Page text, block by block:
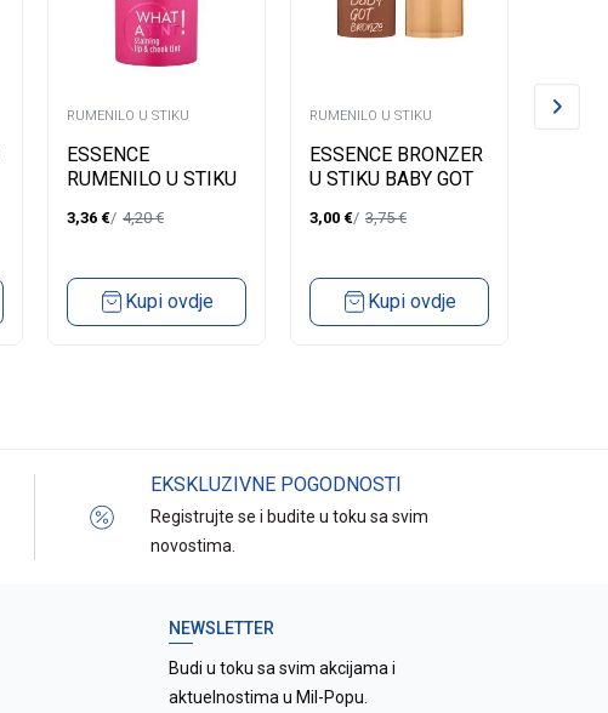
RUMENILO U STIKU
ESSENCE
RUMENILO U STIKU
3,36 € 4,20€
Kupi ovdje
RUMENILO U STIKU
ESSENCE BRONZER
U STIKU BABY GOT
3,00 € 3,75€
Kupi ovdje
EKSKLUZIVNE POGODNOSTI
Registrujte se i budite u toku sa svim
novostima.
NEWSLETTER
Budi u toku sa svim akcijama i
aktuelnostima u Mil-Popu.